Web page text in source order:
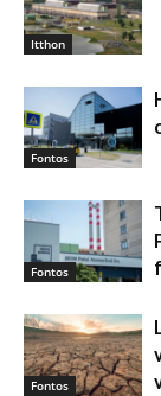
Itthon
Fontos
Fontos
Fontos